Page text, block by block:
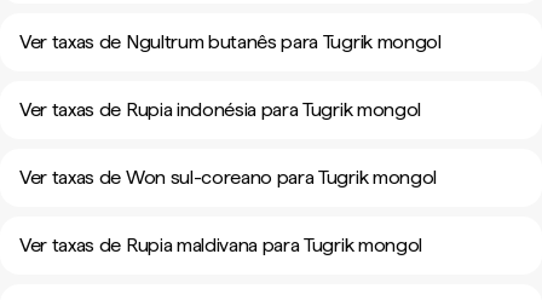
Ver taxas de Ngultrum butanês para Tugrik mongol
Ver taxas de Rupia indonésia para Tugrik mongol
Ver taxas de Won sul-coreano para Tugrik mongol
Ver taxas de Rupia maldivana para Tugrik mongol